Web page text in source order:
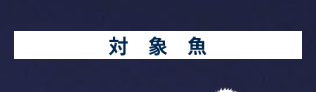
対 象 魚